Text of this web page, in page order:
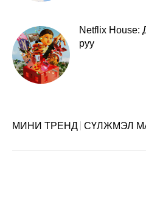
Netflix House:
руу
МИНИ ТРЕНД СҮЛЖМЭЛ